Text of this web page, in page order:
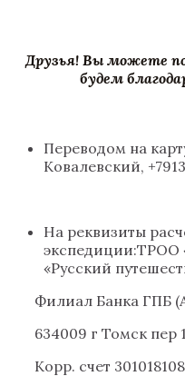
Друзья! Вы можете
будем
Переводом на
Ковалевский,
На реквизиты
экспедиции:ТРОО
«Русский
Филиал Банка ГПБ
634009 г Томск пер
Корр. счет